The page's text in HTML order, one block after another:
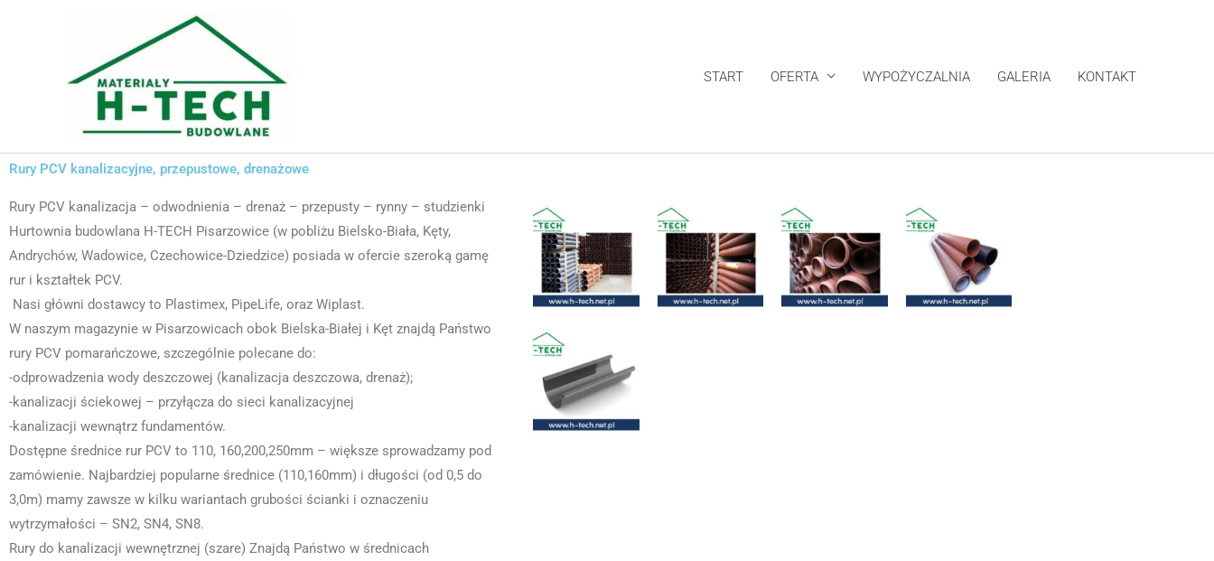
START
OFERTA WYPOŻYCZALNIA GALERIA KONTAKT
Rury PCV kanalizacyjne, przepustowe, drenażowe
Rury PCV kanalizacja – odwodnienia – drenaż – przepusty – rynny – studzienki
Hurtownia budowlana H-TECH Pisarzowice (w pobliżu Bielsko-Biała, Kęty,
Andrychów, Wadowice, Czechowice-Dziedzice) posiada w ofercie szeroką gamę
rur i kształtek PCV.
Nasi główni dostawcy to Plastimex, PipeLife, oraz Wiplast.
W naszym magazynie w Pisarzowicach obok Bielska-Białej i Kęt znajdą Państwo
rury PCV pomarańczowe, szczególnie polecane do:
-odprowadzenia wody deszczowej (kanalizacja deszczowa, drenaż);
-kanalizacji ściekowej – przyłącza do sieci kanalizacyjnej
-kanalizacji wewnątrz fundamentów.
Dostępne średnice rur PCV to 110, 160,200,250mm – większe sprowadzamy pod
zamówienie. Najbardziej popularne średnice (110,160mm) i długości (od 0,5 do
3,0m) mamy zawsze w kilku wariantach grubości ścianki i oznaczeniu
wytrzymałości – SN2, SN4, SN8.
Rury do kanalizacji wewnętrznej (szare) Znajdą Państwo w średnicach